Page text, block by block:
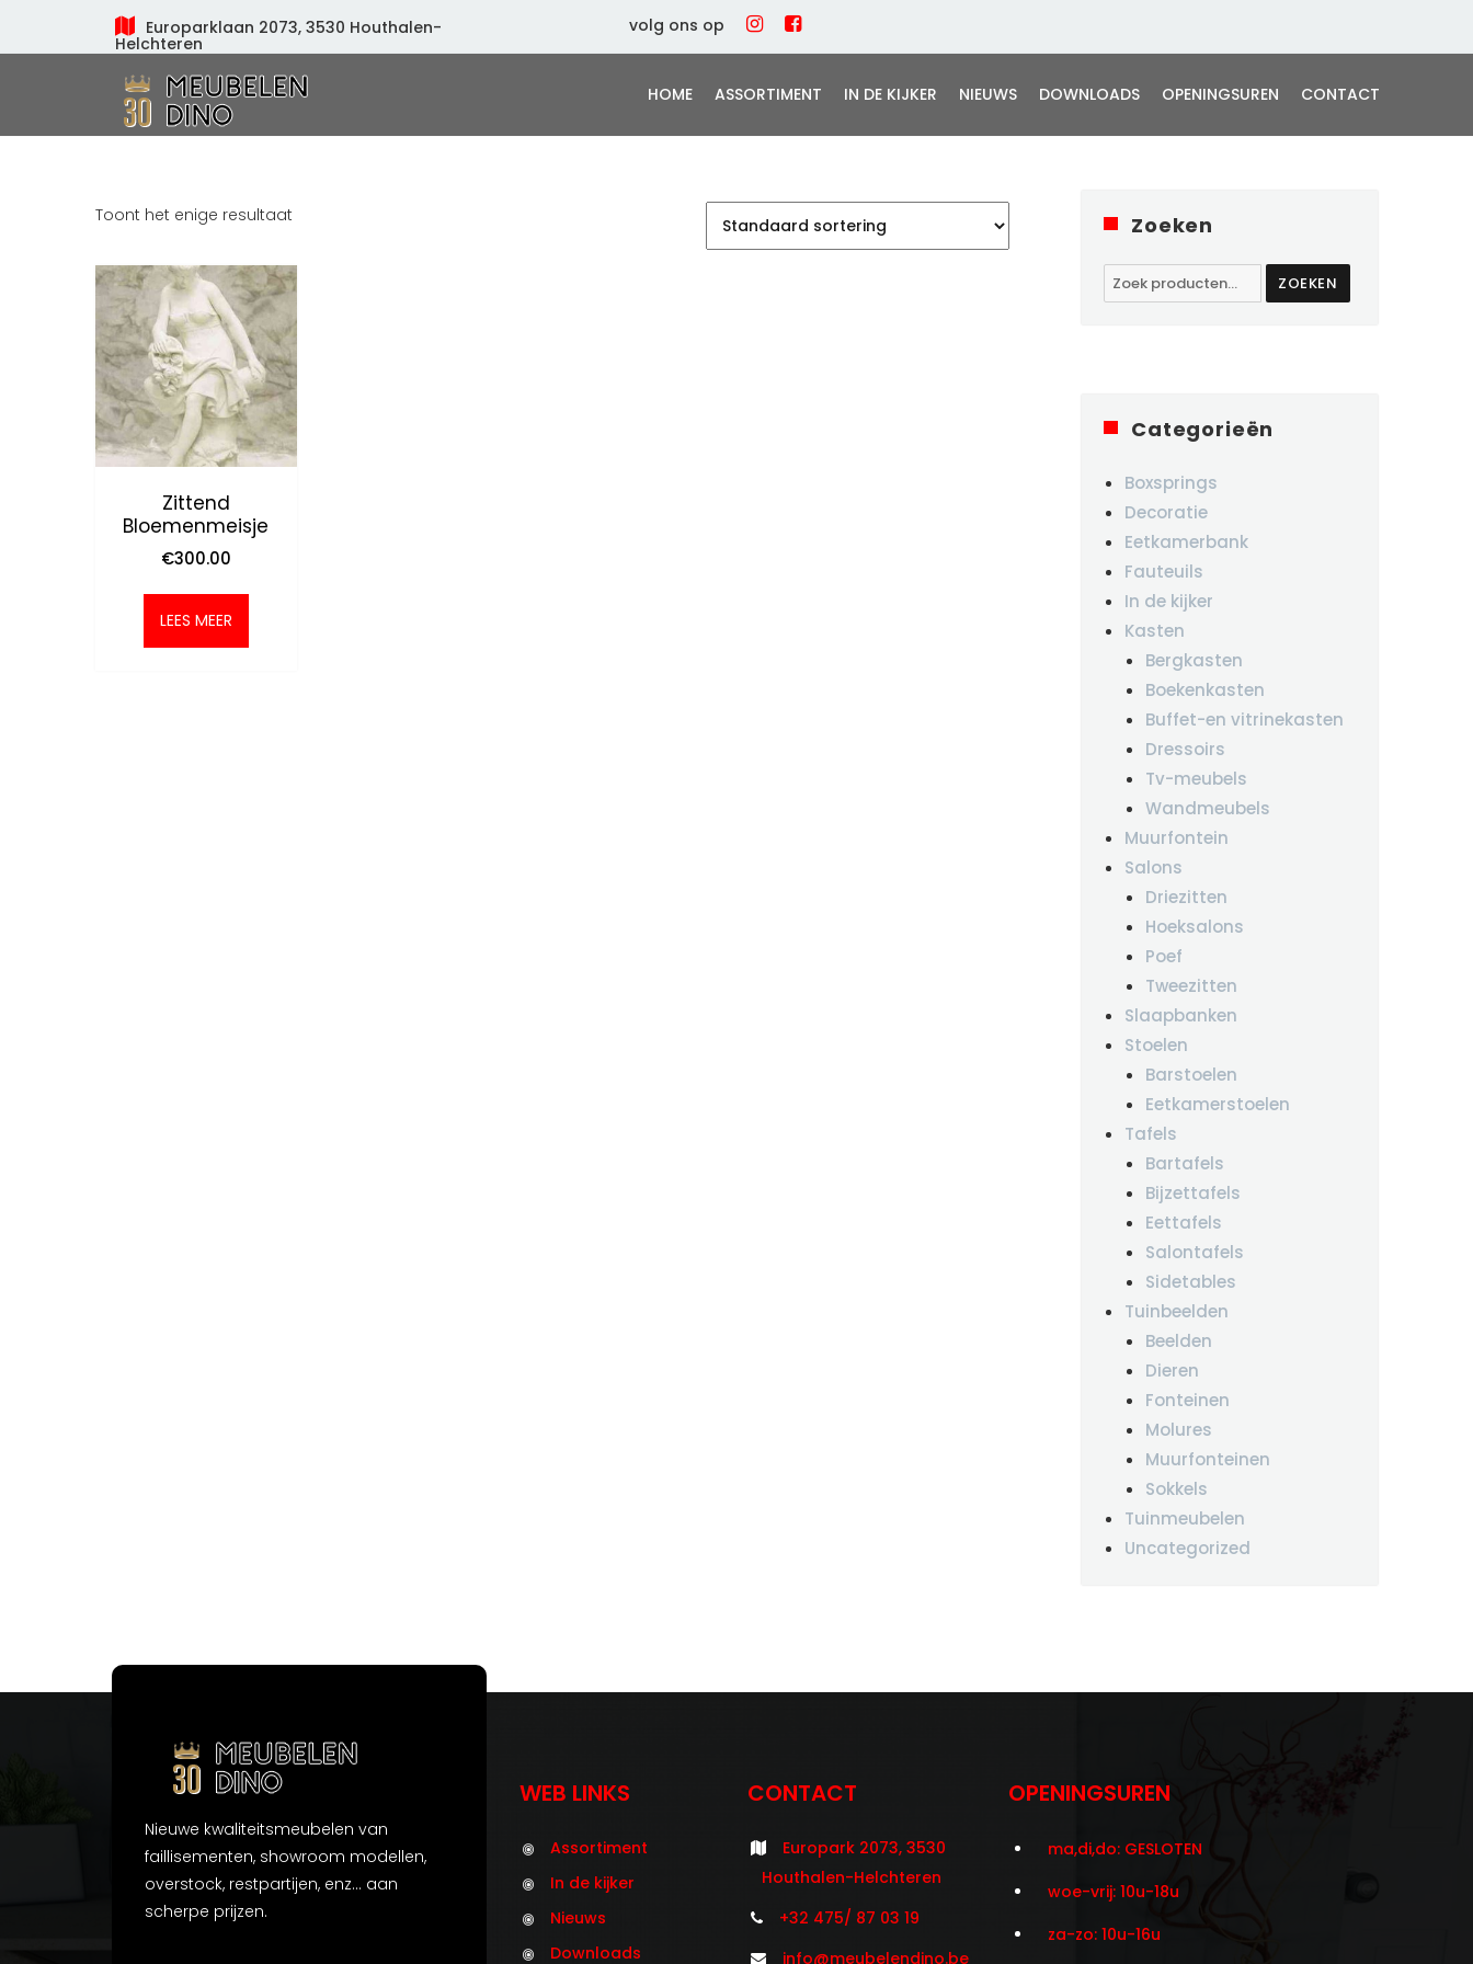
Europarklaan 2073, 3530 Houthalen-
Helchteren
volg ons op
HOME ASSORTIMENT IN DE KIJKER NIEUWS DOWNLOADS OPENINGSUREN CONTACT
Toont het enige resultaat
Zittend
Bloemenmeisje
€300.00
LEES MEER
Zoeken
Zoeken
naar:
ZOEKEN
Categorieën
Boxsprings
Decoratie
Eetkamerbank
Fauteuils
In de kijker
Kasten
Bergkasten
Boekenkasten
Buffet-en vitrinekasten
Dressoirs
Tv-meubels
Wandmeubels
Muurfontein
Salons
Driezitten
Hoeksalons
Poef
Tweezitten
Slaapbanken
Stoelen
Barstoelen
Eetkamerstoelen
Tafels
Bartafels
Bijzettafels
Eettafels
Salontafels
Sidetables
Tuinbeelden
Beelden
Dieren
Fonteinen
Molures
Muurfonteinen
Sokkels
Tuinmeubelen
Uncategorized
Nieuwe kwaliteitsmeubelen van
faillisementen, showroom modellen,
overstock, restpartijen, enz... aan
scherpe prijzen.
WEB LINKS
Assortiment
In de kijker
Nieuws
Downloads
CONTACT
Europark 2073, 3530
Houthalen-Helchteren
+32 475/ 87 03 19
info@meubelendino.be
OPENINGSUREN
ma,di,do: GESLOTEN
woe-vrij: 10u-18u
za-zo: 10u-16u